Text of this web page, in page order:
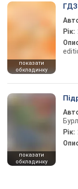
показати
обкладинку
ГДЗ
Рік:
показати
обкладинку
Рік: